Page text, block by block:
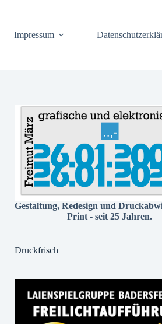
Impressum
Gestaltung, Redesign und
Print - seit 25 Jahren.
Druckfrisch